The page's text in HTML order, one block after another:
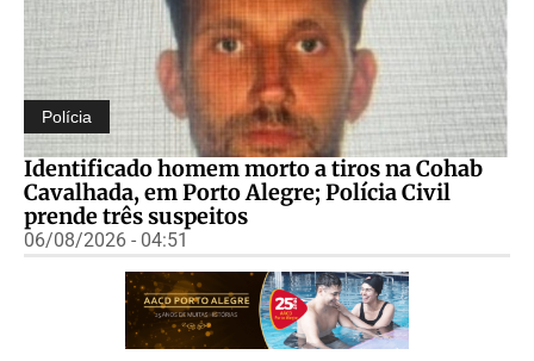
Polícia
Identificado homem morto a tiros na Cohab
Cavalhada, em Porto Alegre; Polícia Civil
prende três suspeitos
06/08/2026 - 04:51